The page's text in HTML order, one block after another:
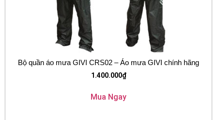
Bộ quần áo mưa GIVI CRS02 – Áo mưa GIVI chính hãng
1.400.000₫
Mua Ngay